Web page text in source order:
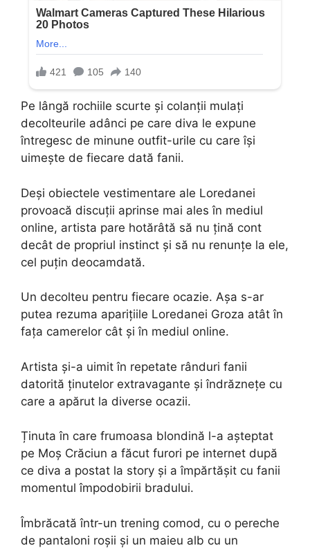
Pe lângă rochiile scurte și colanții mulați
decolteurile adânci pe care diva le expune
întregesc de minune outfit-urile cu care își
uimește de fiecare dată fanii.
Deși obiectele vestimentare ale Loredanei
provoacă discuții aprinse mai ales în mediul
online, artista pare hotărâtă să nu țină cont
decât de propriul instinct și să nu renunțe la ele,
cel puțin deocamdată.
Un decolteu pentru fiecare ocazie. Așa s-ar
putea rezuma aparițiile Loredanei Groza atât în
fața camerelor cât și în mediul online.
Artista și-a uimit în repetate rânduri fanii
datorită ținutelor extravagante și îndrăznețe cu
care a apărut la diverse ocazii.
Ținuta în care frumoasa blondină l-a așteptat
pe Moș Crăciun a făcut furori pe internet după
ce diva a postat la story și a împărtășit cu fanii
momentul împodobirii bradului.
Îmbrăcată într-un trening comod, cu o pereche
de pantaloni roșii și un maieu alb cu un